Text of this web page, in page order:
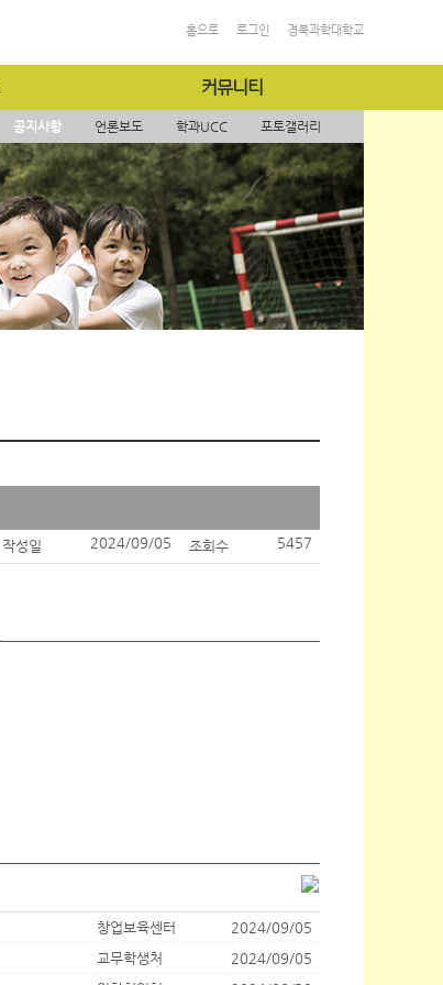
홈으로 로그인 경북과학대학교
커뮤니티
공지사항 언론보도 학과UCC 포토갤러리
작성일 2024/09/05 조회수 5457
창업보육센터
2024/09/05
교무학생처
2024/09/05